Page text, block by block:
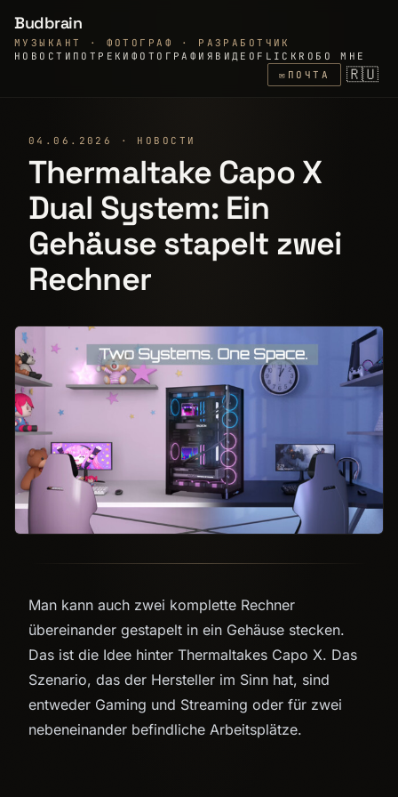
Budbrain
МУЗЫКАНТ · ФОТОГРАФ · РАЗРАБОТЧИК
НОВОСТИ ПО ТРЕКИ ФОТОГРАФИЯ ВИДЕО FLICKR ОБО МНЕ
✉ ПОЧТА 🇷🇺
04.06.2026 · НОВОСТИ
Thermaltake Capo X
Dual System: Ein
Gehäuse stapelt zwei
Rechner
Man kann auch zwei komplette Rechner
übereinander gestapelt in ein Gehäuse stecken.
Das ist die Idee hinter Thermaltakes Capo X. Das
Szenario, das der Hersteller im Sinn hat, sind
entweder Gaming und Streaming oder für zwei
nebeneinander befindliche Arbeitsplätze.